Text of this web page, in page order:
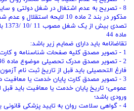
8 - تصریح به عدم اشتغال در شغل دولتی و
مذکور در بند 2 ماده 10 لایحه
تصدی بیش از یک شغل مصوب 11 /10 /1373 با الحاقات بعدی.
ماده 44
تقاضانامه باید دارای ضمایم زیر باشد:
1 - تصویر مصدق کلیه صفحات شناسنامه و کارت ملی؛
فارغ‌ التحصیلی باید قبل از تاریخ ثبت‌ نام
3 - تصویر مصدق کارت پایان خدمت یا معافیت
عمومی؛ تاریخ پایان خدمت یا معافیت باید قبل
ورودی باشد؛
4 - گواهی سلامت روان به تایید پزشکی قانونی